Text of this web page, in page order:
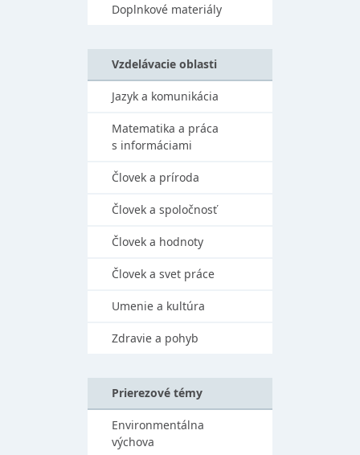
Doplnkové materiály
Vzdelávacie oblasti
Jazyk a komunikácia
Matematika a práca
s informáciami
Človek a príroda
Človek a spoločnosť
Človek a hodnoty
Človek a svet práce
Umenie a kultúra
Zdravie a pohyb
Prierezové témy
Environmentálna
výchova